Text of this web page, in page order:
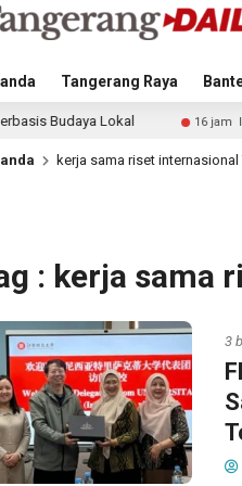
Tangerang Raya
16 jam lalu Hadapi
kerja sama riset
: kerja sama
3